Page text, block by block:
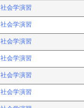
社会学演習
社会学演習
社会学演習
社会学演習
社会学演習
社会学演習